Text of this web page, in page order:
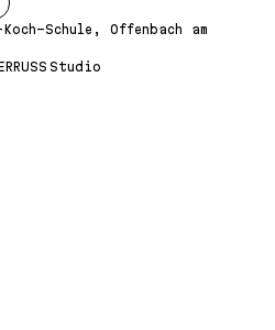
Schule, Offenbach am
Studio